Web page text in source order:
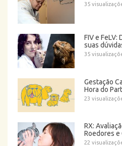
35
FIV e FeLV:
suas
35
Gestação
Hora do
23
RX:
Roedores e
22